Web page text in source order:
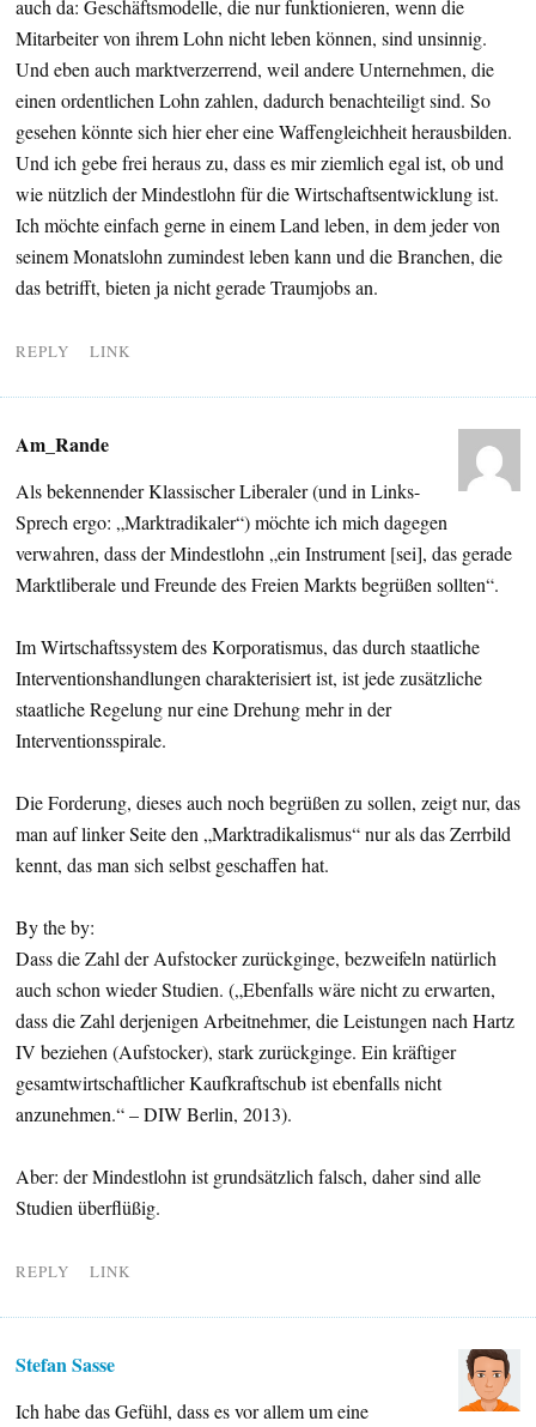
auch da: Geschäftsmodelle, die nur funktionieren, wenn die
Mitarbeiter von ihrem Lohn nicht leben können, sind unsinnig.
Und eben auch marktverzerrend, weil andere Unternehmen, die
einen ordentlichen Lohn zahlen, dadurch benachteiligt sind. So
gesehen könnte sich hier eher eine Waffengleichheit herausbilden.
Und ich gebe frei heraus zu, dass es mir ziemlich egal ist, ob und
wie nützlich der Mindestlohn für die Wirtschaftsentwicklung ist.
Ich möchte einfach gerne in einem Land leben, in dem jeder von
seinem Monatslohn zumindest leben kann und die Branchen, die
das betrifft, bieten ja nicht gerade Traumjobs an.
REPLY LINK
Am_Rande
Als bekennender Klassischer Liberaler (und in Links-
Sprech ergo: „Marktradikaler“) möchte ich mich dagegen
verwahren, dass der Mindestlohn „ein Instrument [sei], das gerade
Marktliberale und Freunde des Freien Markts begrüßen sollten“.
Im Wirtschaftssystem des Korporatismus, das durch staatliche
Interventionshandlungen charakterisiert ist, ist jede zusätzliche
staatliche Regelung nur eine Drehung mehr in der
Interventionsspirale.
Die Forderung, dieses auch noch begrüßen zu sollen, zeigt nur, das
man auf linker Seite den „Marktradikalismus“ nur als das Zerrbild
kennt, das man sich selbst geschaffen hat.
By the by:
Dass die Zahl der Aufstocker zurückginge, bezweifeln natürlich
auch schon wieder Studien. („Ebenfalls wäre nicht zu erwarten,
dass die Zahl derjenigen Arbeitnehmer, die Leistungen nach Hartz
IV beziehen (Aufstocker), stark zurückginge. Ein kräftiger
gesamtwirtschaftlicher Kaufkraftschub ist ebenfalls nicht
anzunehmen.“ – DIW Berlin, 2013).
Aber: der Mindestlohn ist grundsätzlich falsch, daher sind alle
Studien überflüßig.
REPLY LINK
Stefan Sasse
Ich habe das Gefühl, dass es vor allem um eine